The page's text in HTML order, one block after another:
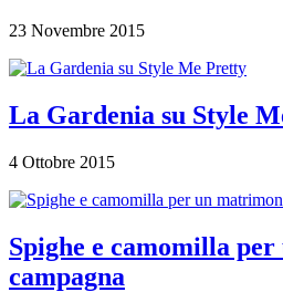
23 Novembre 2015
La Gardenia su Style
4 Ottobre 2015
Spighe e camomilla
campagna